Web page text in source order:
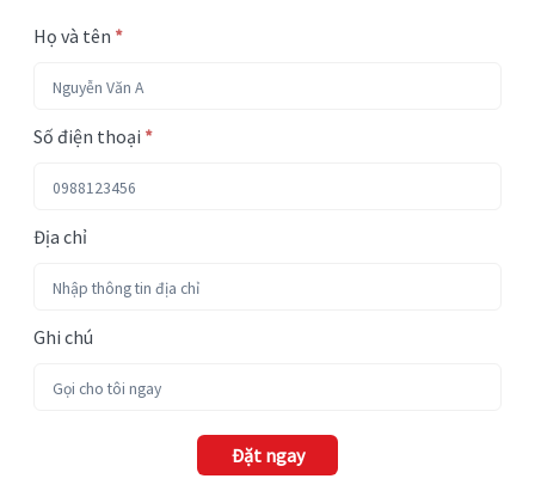
Họ và tên *
Số điện thoại *
Địa chỉ
Ghi chú
Đặt ngay